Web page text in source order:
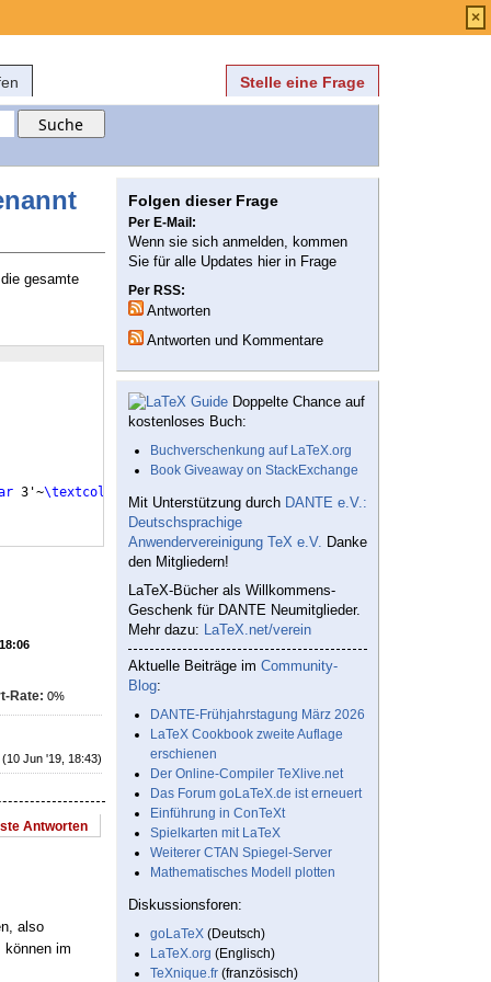
Stelle eine Frage
gesamte
3'~\textcolor
Rate: 0%
(10 Jun '19, 18:43)
Antworten
also
können im
Folgen dieser Frage
Per E-Mail:
Wenn sie sich anmelden, kommen
Sie für alle Updates hier in Frage
Per RSS:
Antworten
Antworten und Kommentare
Doppelte Chance auf
kostenloses Buch:
Buchverschenkung auf LaTeX.org
Book Giveaway on StackExchange
Mit Unterstützung durch DANTE e.V.:
Deutschsprachige
Anwendervereinigung TeX e.V. Danke
den Mitgliedern!
LaTeX-Bücher als Willkommens-
Geschenk für DANTE Neumitglieder.
Mehr dazu: LaTeX.net/verein
Aktuelle Beiträge im Community-
Blog:
DANTE-Frühjahrstagung März 2026
LaTeX Cookbook zweite Auflage
erschienen
Der Online-Compiler TeXlive.net
Das Forum goLaTeX.de ist erneuert
Einführung in ConTeXt
Spielkarten mit LaTeX
Weiterer CTAN Spiegel-Server
Mathematisches Modell plotten
Diskussionsforen:
goLaTeX (Deutsch)
LaTeX.org (Englisch)
TeXnique.fr (französisch)
×